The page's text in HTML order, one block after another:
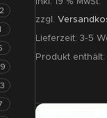
zzgl.
Lieferzeit: 3-5
Produkt enthält: